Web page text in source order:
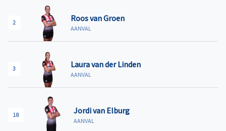
2 Roos van Groen
AANVAL
3 Laura van der Linden
AANVAL
18 Jordi van Elburg
AANVAL